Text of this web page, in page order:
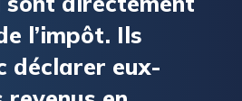
l’impôt. Ils
déclarer eux-